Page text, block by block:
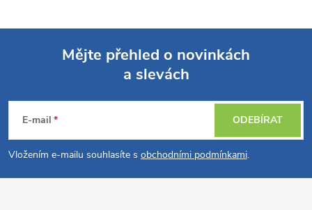
p
a
Mějte přehled o novinkách
a slevách
E-mail
Vložením e-mailu souhlasíte s obchodními podmínkami.
ODEBÍRAT